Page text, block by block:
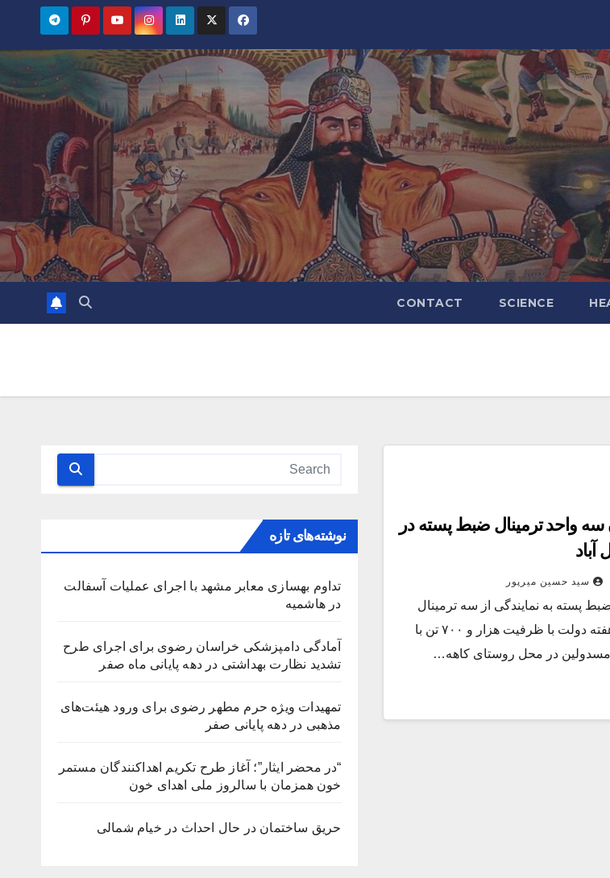
SCIENCE
CONTACT
سه واحد ترمینال ضبط پسته در
سید حسین میرپور
پسته به نمایندگی از سه ترمینال
دیگر به مناسبت هفته دولت با ظرفیت هزار و ۷۰۰ تن با
مسدولین در محل روستای کاهه…
نوشته‌های تازه
تداوم بهسازی معابر مشهد با اجرای عملیات آسفالت
در هاشمیه
آمادگی دامپزشکی خراسان رضوی برای اجرای طرح
تشدید نظارت بهداشتی در دهه پایانی ماه صفر
تمهیدات ویژه حرم مطهر رضوی برای ورود هیئت‌های
مذهبی در دهه پایانی صفر
“در محضر ایثار”؛ آغاز طرح تکریم اهداکنندگان مستمر
خون همزمان با سالروز ملی اهدای خون
حریق ساختمان در حال احداث در خیام شمالی